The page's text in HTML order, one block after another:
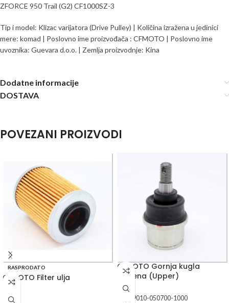
ZFORCE 950 Trail (G2) CF1000SZ-3
Tip i model: Klizac varijatora (Drive Pulley) | Količina izražena u jedinici
mere: komad | Poslovno ime proizvođača : CFMOTO | Poslovno ime
uvoznika: Guevara d.o.o. | Zemlja proizvodnje: Kina
Dodatne informacije
DOSTAVA
POVEZANI PROIZVODI
RASPRODATO
CFMOTO Filter ulja
CFMOTO Gornja kugla
ramena (Upper)
9010-050700-1000